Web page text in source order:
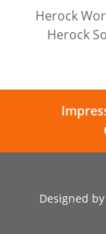
Herock
Herock
Designed by